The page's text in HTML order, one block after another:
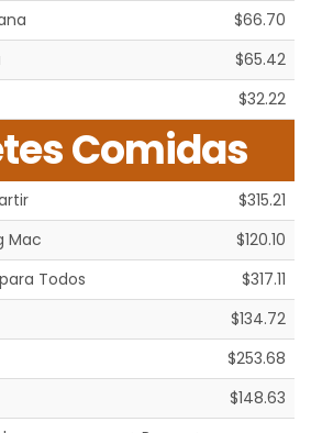
$66.70
$65.42
$32.22
Comidas
$315.21
Mac
$120.10
Todos
$317.11
$134.72
$253.68
$148.63